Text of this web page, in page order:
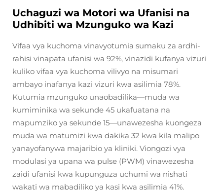
Uchaguzi wa Motori wa Ufanisi na
Udhibiti wa Mzunguko wa Kazi
Vifaa vya kuchoma vinavyotumia sumaku za ardhi-
rahisi vinapata ufanisi wa 92%, vinazidi kufanya vizuri
kuliko vifaa vya kuchoma vilivyo na misumari
ambayo inafanya kazi vizuri kwa asilimia 78%.
Kutumia mzunguko unaobadilika—muda wa
kumiminika wa sekunde 45 ukafuatana na
mapumziko ya sekunde 15—unawezesha kuongeza
muda wa matumizi kwa dakika 32 kwa kila malipo
yanayofanywa majaribio ya kliniki. Viongozi vya
modulasi ya upana wa pulse (PWM) vinawezesha
zaidi ufanisi kwa kupunguza uchumi wa nishati
wakati wa mabadiliko ya kasi kwa asilimia 41%.